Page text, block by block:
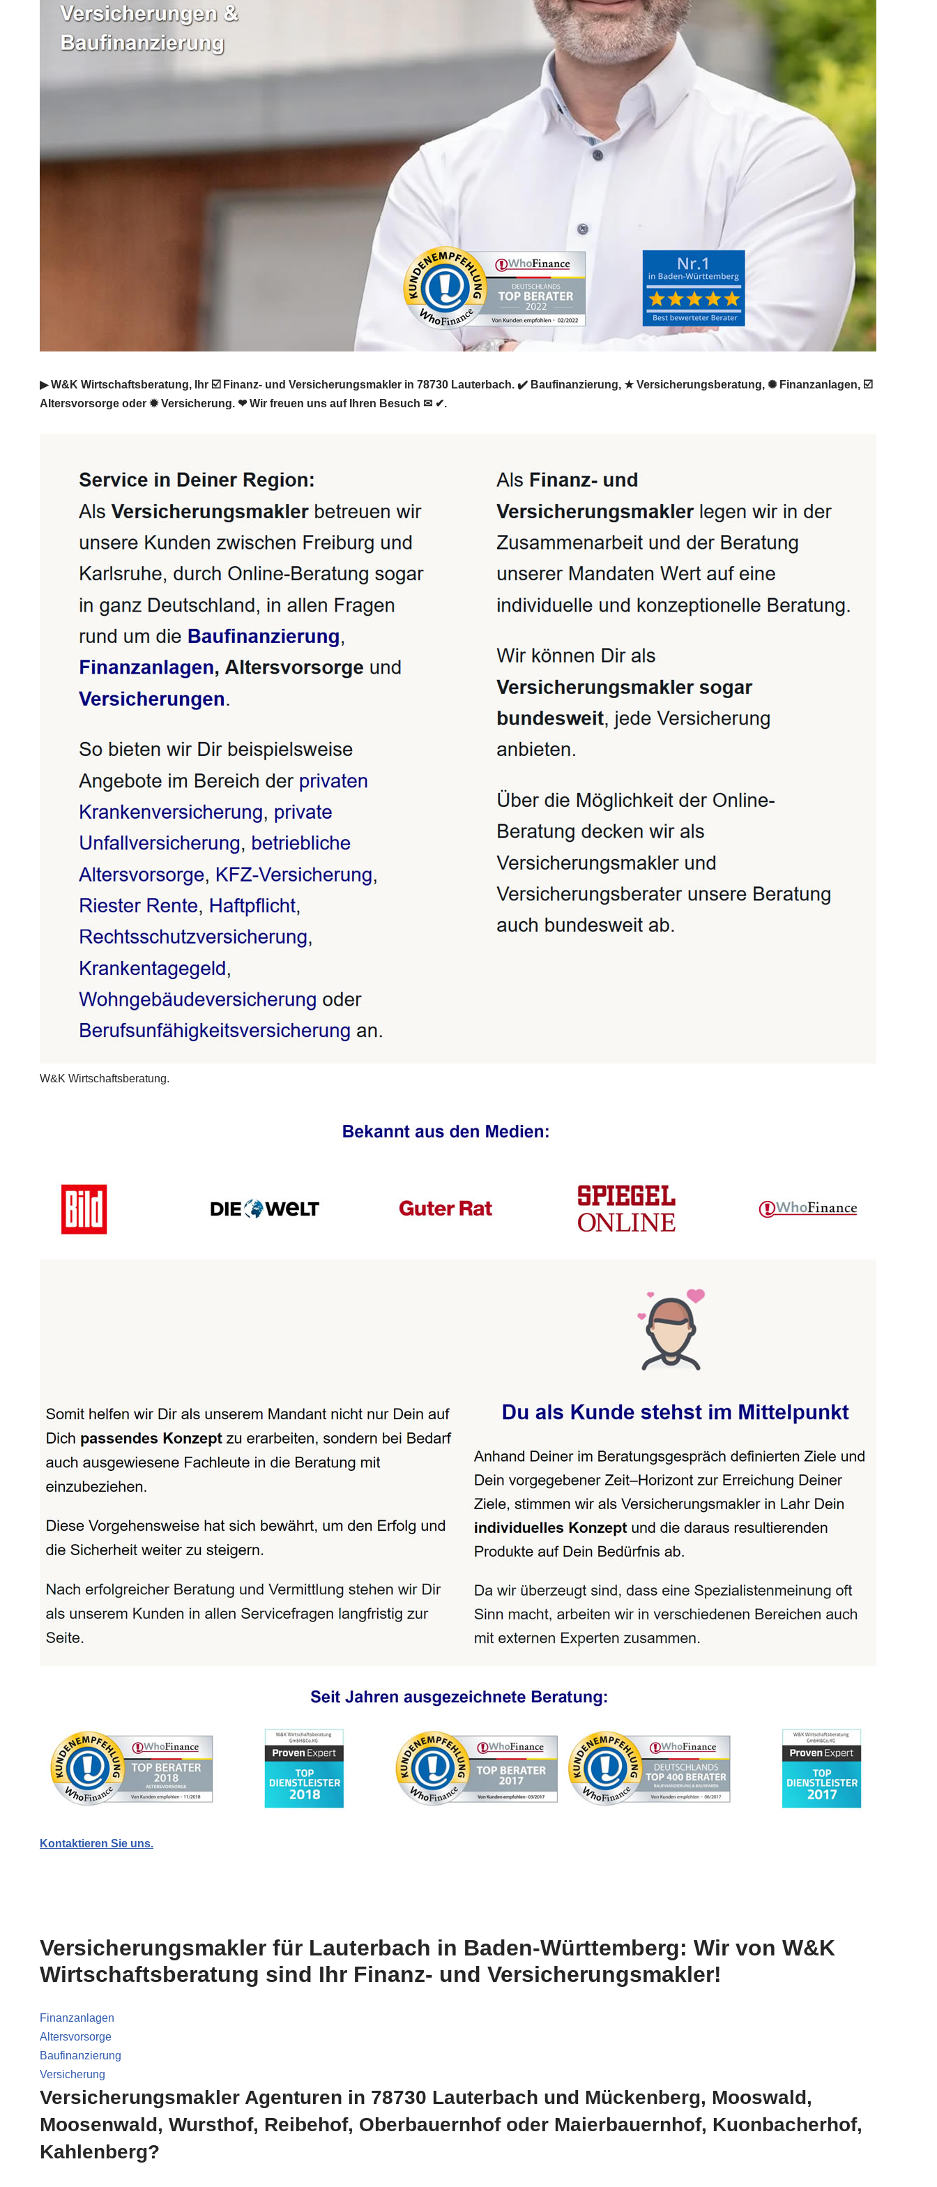
▶︎ W&K Wirtschaftsberatung, Ihr ☑️ Finanz- und Versicherungsmakler in 78730 Lauterbach. ✔️ Baufinanzierung, ★ Versicherungsberatung, ✺ Finanzanlagen, ☑️
Altersvorsorge oder ✹ Versicherung. ❤ Wir freuen uns auf Ihren Besuch ✉ ✔.
W&K Wirtschaftsberatung.
Kontaktieren Sie uns.
Versicherungsmakler für Lauterbach in Baden-Württemberg: Wir von W&K
Wirtschaftsberatung sind Ihr Finanz- und Versicherungsmakler!
Finanzanlagen
Altersvorsorge
Baufinanzierung
Versicherung
Versicherungsmakler Agenturen in 78730 Lauterbach und Mückenberg, Mooswald,
Moosenwald, Wursthof, Reibehof, Oberbauernhof oder Maierbauernhof, Kuonbacherhof,
Kahlenberg?